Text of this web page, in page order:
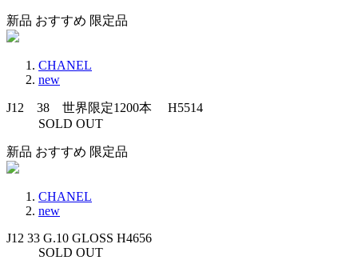
新品 おすすめ 限定品
CHANEL
new
J12 38 世界限定1200本 H5514
SOLD OUT
新品 おすすめ 限定品
CHANEL
new
J12 33 G.10 GLOSS H4656
SOLD OUT